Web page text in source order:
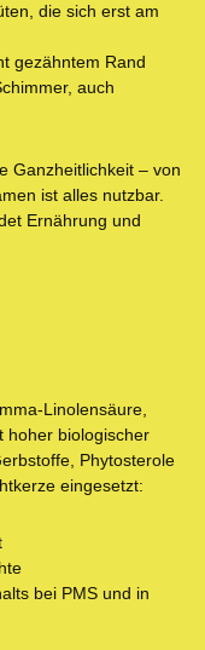
die sich erst am
gezähntem Rand
auch
Ganzheitlichkeit – von
ist alles nutzbar.
Ernährung und
Linolensäure,
hoher biologischer
Phytosterole
eingesetzt:
bei PMS und in